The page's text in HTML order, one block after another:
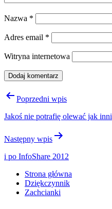
Nazwa *
Adres email *
Witryna internetowa
Nawigacja
Poprzedni wpis
Jakoś nie potrafię olewać jak inni
Następny wpis
i po InfoShare 2012
Strona główna
Dziękczynnik
Zachcianki